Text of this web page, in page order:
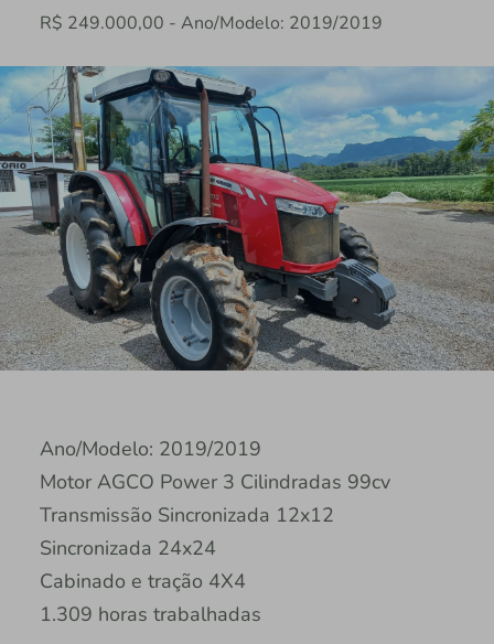
R$ 249.000,00 - Ano/Modelo: 2019/2019
Ano/Modelo: 2019/2019
Motor AGCO Power 3 Cilindradas 99cv
Transmissão Sincronizada 12x12
Sincronizada 24x24
Cabinado e tração 4X4
1.309 horas trabalhadas